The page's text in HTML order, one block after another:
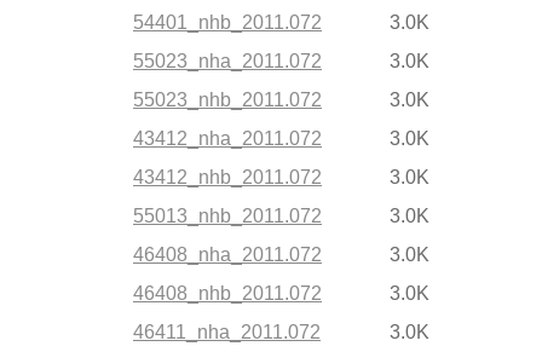
54401_nhb_2011.072
3.0K
55023_nha_2011.072
3.0K
55023_nhb_2011.072
3.0K
43412_nha_2011.072
3.0K
43412_nhb_2011.072
3.0K
55013_nhb_2011.072
3.0K
46408_nha_2011.072
3.0K
46408_nhb_2011.072
3.0K
46411_nha_2011.072
3.0K